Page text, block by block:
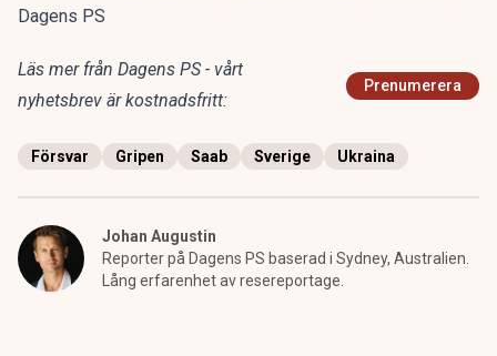
Dagens PS
Läs mer från Dagens PS - vårt
nyhetsbrev är kostnadsfritt:
Prenumerera
Försvar Gripen Saab Sverige Ukraina
Johan Augustin
Reporter på Dagens PS baserad i Sydney, Australien.
Lång erfarenhet av resereportage.